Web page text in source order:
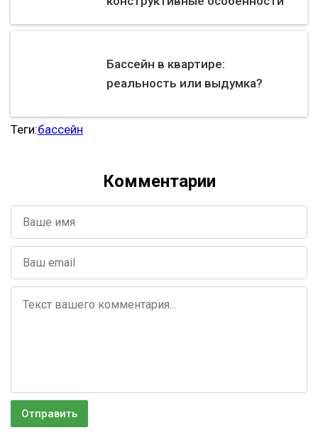
Бассейн в квартире:
реальность или выдумка?
Теги:бассейн
Комментарии